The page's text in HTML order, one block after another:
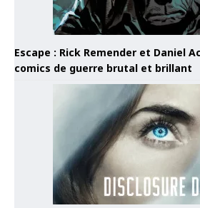
Escape : Rick Remender et Daniel
comics de guerre brutal et brillant